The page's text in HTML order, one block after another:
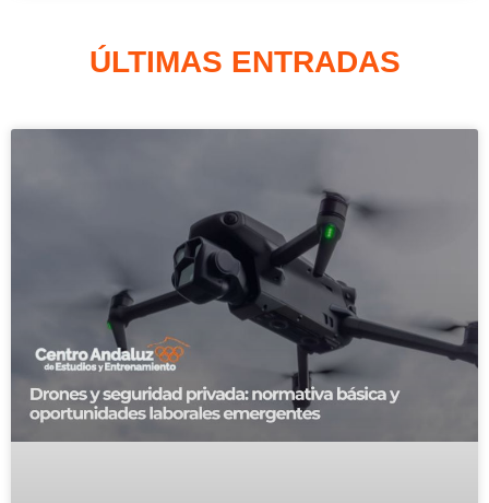
ÚLTIMAS ENTRADAS